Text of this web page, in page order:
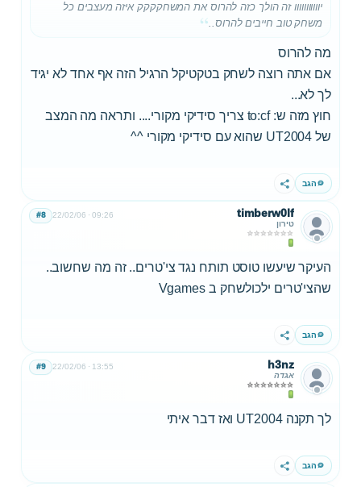
יווווווווווו זה הולך כזה להרוס את המשחקקקק איזה מעצבים כל
משחק טוב חייבים להרוס..
מה להרוס
אם אתה רוצה לשחק בטקטיקל הרגיל הזה אף אחד לא יגיד
לך לא...
חוץ מזה ש: to:cf צריך סידיקי מקורי.... ותראה מה המצב
של UT2004 שהוא עם סידיקי מקורי ^^
הגב שתף
timberw0lf
טירון
22/02/06 09:26
#8
העיקר שיעשו טוסט תותח נגד צי'טרים.. זה מה שחשוב..
שהצי'טרים ילכולשחק ב Vgames
הגב שתף
h3nz
אגדה
22/02/06 13:55
#9
לך תקנה UT2004 ואז דבר איתי
הגב שתף